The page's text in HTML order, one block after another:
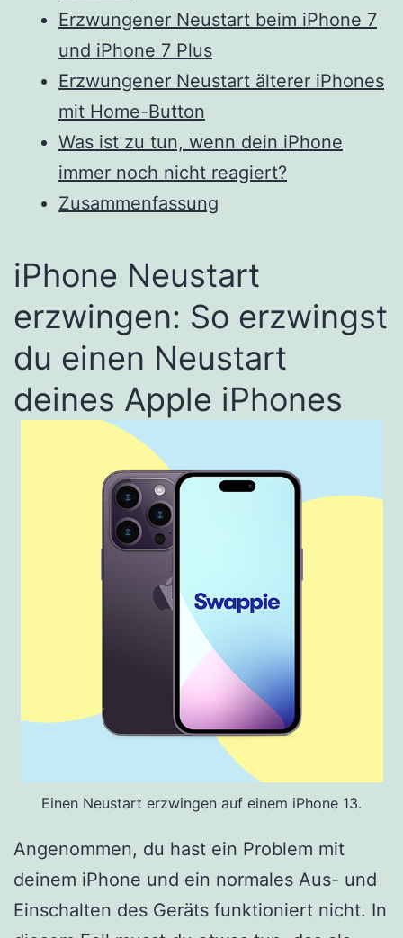
Erzwungener Neustart beim iPhone 7
und iPhone 7 Plus
Erzwungener Neustart älterer iPhones
mit Home-Button
Was ist zu tun, wenn dein iPhone
immer noch nicht reagiert?
Zusammenfassung
iPhone Neustart
erzwingen: So erzwingst
du einen Neustart
deines Apple iPhones
Einen Neustart erzwingen auf einem iPhone 13.
Angenommen, du hast ein Problem mit
deinem iPhone und ein normales Aus- und
Einschalten des Geräts funktioniert nicht. In